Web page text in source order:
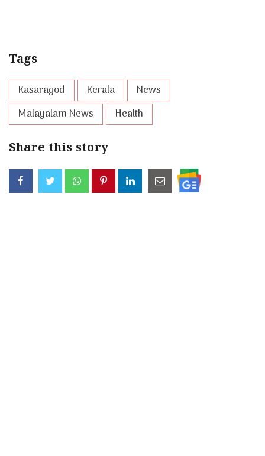
Tags
Kasaragod Kerala
News
Malayalam News
Health
Share this story